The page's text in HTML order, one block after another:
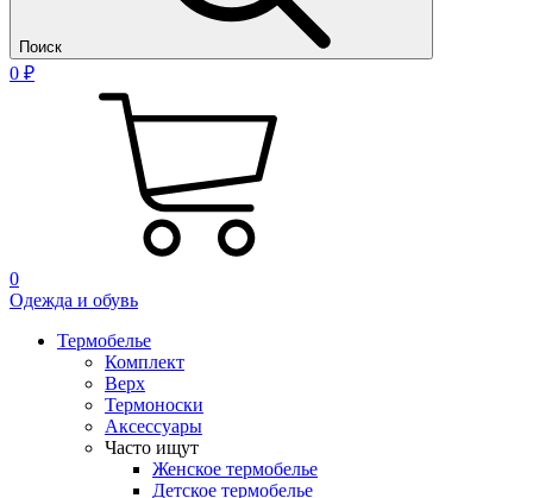
Поиск
0 ₽
0
Одежда и обувь
Термобелье
Комплект
Верх
Термоноски
Аксессуары
Часто ищут
Женское термобелье
Детское термобелье